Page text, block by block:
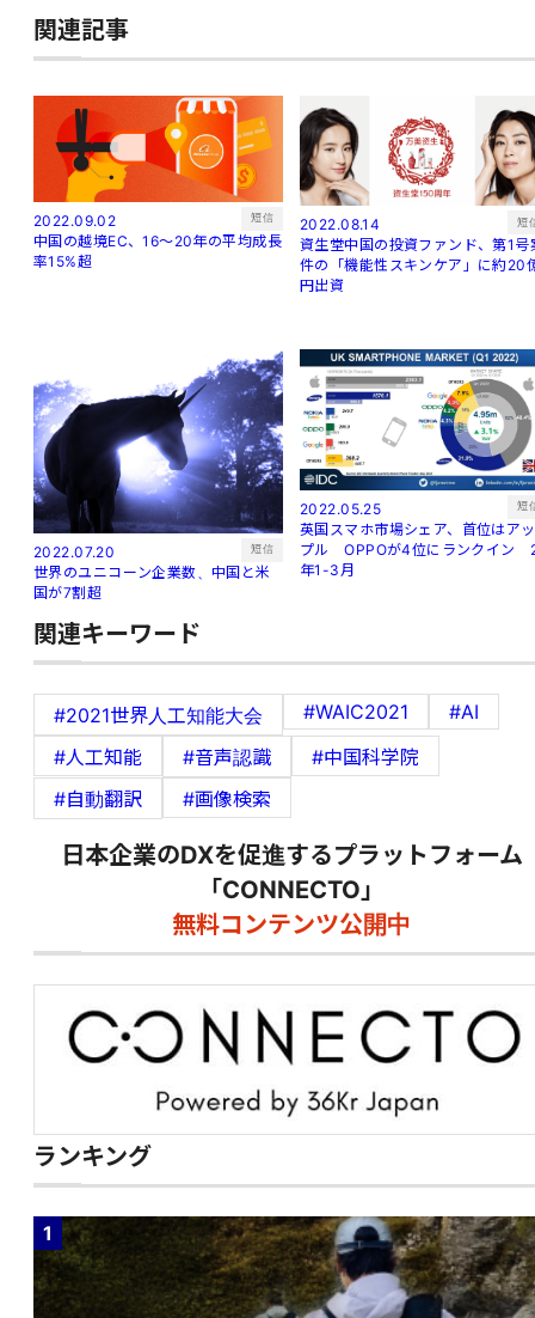
関連記事
2022.09.02 短信
中国の越境EC、16～20年の平均成長
率15%超
2022.08.14 短
資生堂中国の投資ファンド、第1号
件の「機能性スキンケア」に約20
円出資
2022.07.20 短信
世界のユニコーン企業数、中国と米
国が7割超
2022.05.25 短
英国スマホ市場シェア、首位はアッ
プル OPPOが4位にランクイン
年1-3月
関連キーワード
#2021世界人工知能大会 #WAIC2021
#AI
#人工知能
#音声認識
#中国科学院
#自動翻訳
#画像検索
日本企業のDXを促進するプラットフォーム
「CONNECTO」
無料コンテンツ公開中
ランキング
1